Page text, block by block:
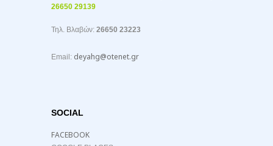
26650 29139
Τηλ. Βλαβών: 26650 23223
Email: deyahg@otenet.gr
SOCIAL
FACEBOOK